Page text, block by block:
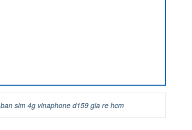
ban sim 4g vinaphone d159 gia re hcm